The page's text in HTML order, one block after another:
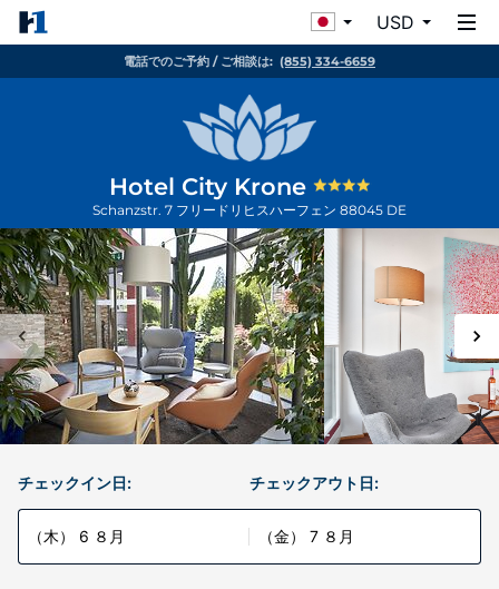
USD
電話でのご予約 / ご相談は: (855) 334-6659
Hotel City Krone
Schanzstr. 7 フリードリヒスハーフェン 88045 DE
チェックイン日:
（木） 6 ８月
チェックアウト日:
（金） 7 ８月